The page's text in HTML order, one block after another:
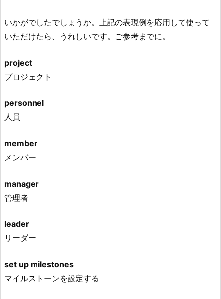
いかがでしたでしょうか。上記の表現例を応用して使って
いただけたら、うれしいです。ご参考までに。
project
プロジェクト
personnel
人員
member
メンバー
manager
管理者
leader
リーダー
set up milestones
マイルストーンを設定する